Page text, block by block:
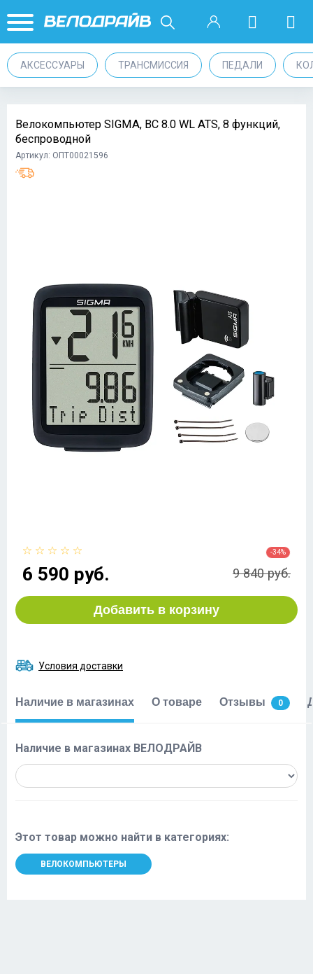
АКСЕССУАРЫ ТРАНСМИССИЯ ПЕДАЛИ
Велокомпьютер SIGMA, BC 8.0 WL ATS, 8 функций,
беспроводной
Артикул: ОПТ00021596
6 590 руб.
-34%
9 840 руб.
Добавить в корзину
Условия доставки
Наличие в магазинах О товаре Отзывы 0
Наличие в магазинах ВЕЛОДРАЙВ
Этот товар можно найти в категориях:
ВЕЛОКОМПЬЮТЕРЫ